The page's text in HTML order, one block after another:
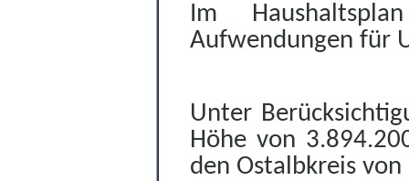
Im
Aufwendungen für
Unter
Höhe von
den Ostalbkreis